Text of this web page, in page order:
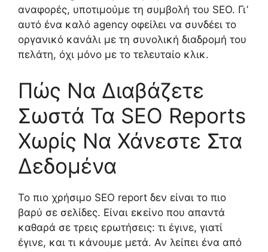
αναφορές, υποτιμούμε τη συμβολή του SEO. Γι’
αυτό ένα καλό agency οφείλει να συνδέει το
οργανικό κανάλι με τη συνολική διαδρομή του
πελάτη, όχι μόνο με το τελευταίο κλικ.
Πώς Να Διαβάζετε
Σωστά Τα SEO Reports
Χωρίς Να Χάνεστε Στα
Δεδομένα
Το πιο χρήσιμο SEO report δεν είναι το πιο
βαρύ σε σελίδες. Είναι εκείνο που απαντά
καθαρά σε τρεις ερωτήσεις: τι έγινε, γιατί
έγινε, και τι κάνουμε μετά. Αν λείπει ένα από